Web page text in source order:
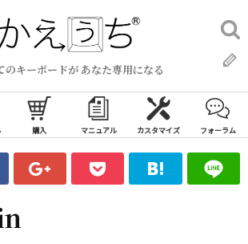
のキーボードが あなた専用になる
検
索:
購入 マニュアル カスタマイズ フォーラム